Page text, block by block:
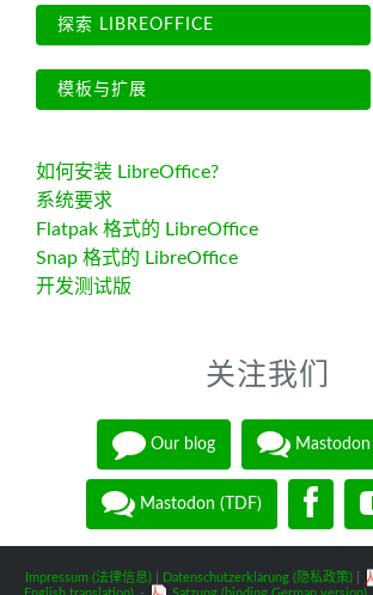
探索 LIBREOFFICE
模板与扩展
如何安装 LibreOffice?
系统要求
Flatpak 格式的 LibreOffice
Snap 格式的 LibreOffice
开发测试版
关注我们
Our blog
Mastodon (TDF)
Impressum (法律信息)| Datenschutzerklärung (隐私政策)|